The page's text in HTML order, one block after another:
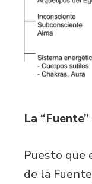
La
Puesto que
de la